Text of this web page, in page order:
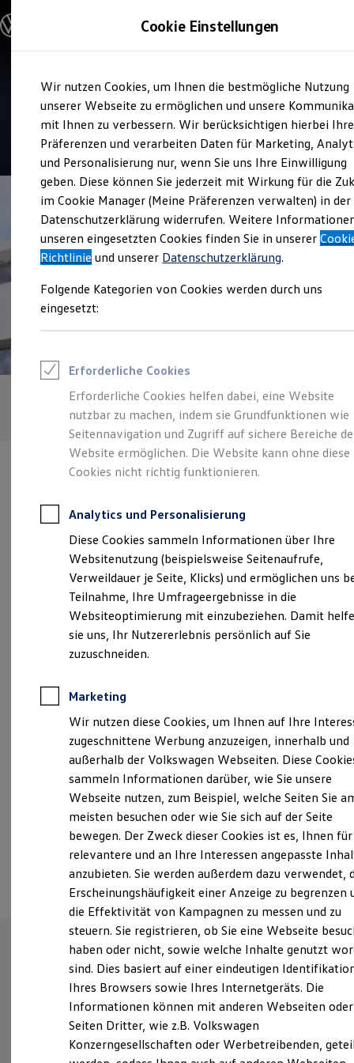
Hauptinhalt
springen
Footer
springen
Modelle und Konfigurator
Modelle vergleichen
Elektroautos
ENERGY Sondermodelle
Nutzfahrzeuge
SUV und CUV
Familienautos
Kombis
Kompaktwagen
Sportwagen
Schnell verfügbare Fahrzeuge
Angebote und Produkte
Aktuelle Angebote
E-Auto-Förderung
Volkswagen Marktplatz
Junge Gebrauchtwagen und Gebrauchtwagen
Volkswagen Zertifizierte Gebrauchtwagen
Zubehör- und Serviceangebote
Leasing
Leasing-Angebote
Gebrauchtwagen Leasing
Junge Gebrauchtwagen-Leasing
Elektroauto Leasing
Kleinwagen-Leasing
Leasing ohne Anzahlung
Finanzierung
Kfz-Versicherung
Restschuldversicherungen
Garantien
Wartungsverträge
Geschäftskunden
Professional Class bei Volkswagen
Großkunden
Behörden
Direktkunden
Sonderfahrzeuge
Anpfiff zum Gewinn
Elektroautos
ID. Tutorials
Elektrofahrzeugkonzepte
Reichweite
Reichweite der ID. Modelle
Reichweite im Winter
Laden
Laden unterwegs
Laden Zuhause
Ladestationen finden
Ladezeitensimulator
Batterie
Sicherheit
Garantie und Lebensdauer
Nachhaltigkeit
Technologie
Kosten und Kauf
Verbrauchskosten
Kaufoptionen
E-Auto-Förderung
Software und Konnektivität
ID. Software Versionen und Updates
Digitale Extras
Schnittstellen zu Ihrem ID.
Service
Autohaus Rudolf Breher
4.9| 15 Bewertungen
Verantwortlich für die Inhalte auf dieser Seite ist die Autohaus
Rudolf Breher (Impressum & Rechtliches)
Hermann Krum Straße 3, 88319 Aitrach
rudolf.breher@autohaus-breher.de
Montag
Sonntag
Geschlossen
Ansprechpartner
Unsere Leistungenim
Überblick
Gebrauchtwagen
Cookie Einstellungen
Wir nutzen Cookies, um Ihnen die bestmögliche Nutzung
unserer Webseite zu ermöglichen und unsere
mit Ihnen zu verbessern. Wir berücksichtigen hierbei Ihre
Präferenzen und verarbeiten Daten für Marketing,
und Personalisierung nur, wenn Sie uns Ihre Einwilligung
geben. Diese können Sie jederzeit mit Wirkung für die
im Cookie Manager (Meine Präferenzen verwalten) in der
Datenschutzerklärung widerrufen. Weitere
unseren eingesetzten Cookies finden Sie in unserer
Richtlinie und unserer Datenschutzerklärung.
Folgende Kategorien von Cookies werden durch uns
eingesetzt:
Erforderliche Cookies
Erforderliche Cookies helfen dabei, eine Website
nutzbar zu machen, indem sie Grundfunktionen wie
Seitennavigation und Zugriff auf sichere Bereiche
Website ermöglichen. Die Website kann ohne diese
Cookies nicht richtig funktionieren.
Analytics und Personalisierung
Diese Cookies sammeln Informationen über Ihre
Websitenutzung (beispielsweise Seitenaufrufe,
Verweildauer je Seite, Klicks) und ermöglichen uns
Teilnahme, Ihre Umfrageergebnisse in die
Websiteoptimierung mit einzubeziehen. Damit
sie uns, Ihr Nutzererlebnis persönlich auf Sie
zuzuschneiden.
Marketing
Wir nutzen diese Cookies, um Ihnen auf Ihre
zugeschnittene Werbung anzuzeigen, innerhalb und
außerhalb der Volkswagen Webseiten. Diese
sammeln Informationen darüber, wie Sie unsere
Webseite nutzen, zum Beispiel, welche Seiten Sie
meisten besuchen oder wie Sie sich auf der Seite
bewegen. Der Zweck dieser Cookies ist es, Ihnen für
relevantere und an Ihre Interessen angepasste
anzubieten. Sie werden außerdem dazu verwendet,
Erscheinungshäufigkeit einer Anzeige zu begrenzen
die Effektivität von Kampagnen zu messen und zu
steuern. Sie registrieren, ob Sie eine Webseite
haben oder nicht, sowie welche Inhalte genutzt
sind. Dies basiert auf einer eindeutigen
Ihres Browsers sowie Ihres Internetgeräts. Die
Informationen können mit anderen Webseiten oder
Seiten Dritter, wie z.B. Volkswagen
Konzerngesellschaften oder Werbetreibenden,